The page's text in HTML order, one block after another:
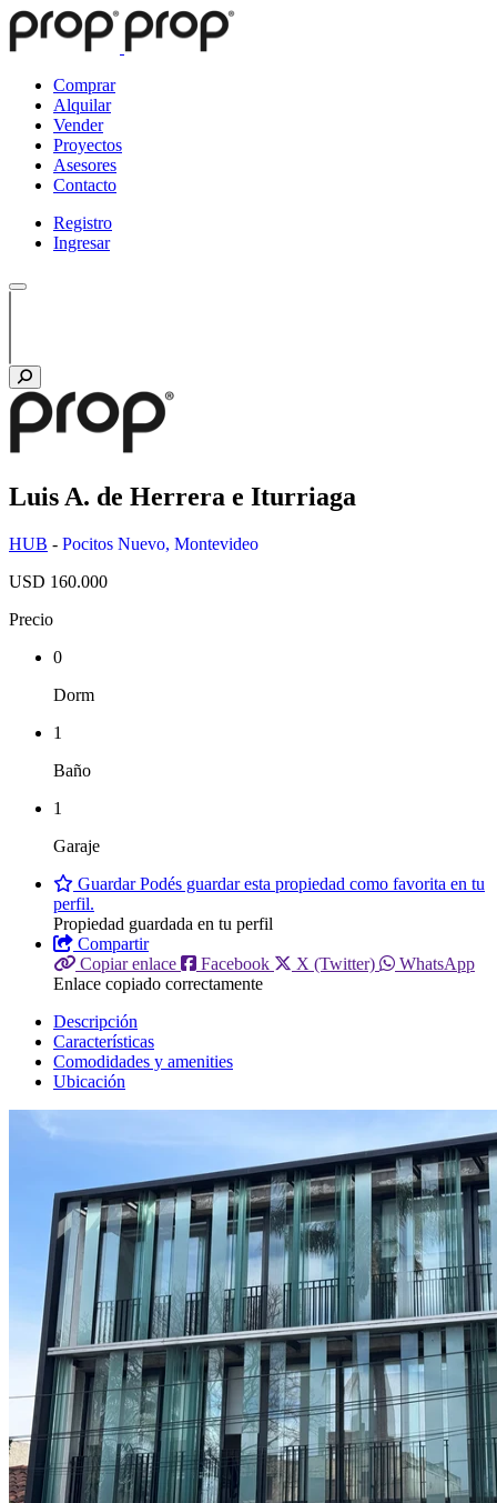
Comprar
Alquilar
Vender
Proyectos
Asesores
Contacto
Registro
Ingresar
Luis A. de Herrera e Iturriaga
HUB - Pocitos Nuevo, Montevideo
USD 160.000
Precio
0
Dorm
1
Baño
1
Garaje
GuardarPodés guardar esta propiedad como favorita en tu
perfil.
Propiedad guardada en tu perfil
Compartir
Copiar enlace
Facebook X (Twitter)
WhatsApp
Enlace copiado correctamente
Descripción
Características
Comodidades y amenities
Ubicación